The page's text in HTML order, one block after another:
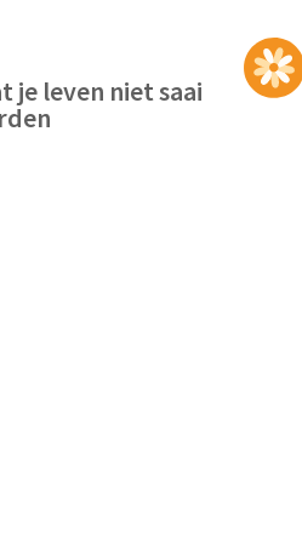
je leven niet saai